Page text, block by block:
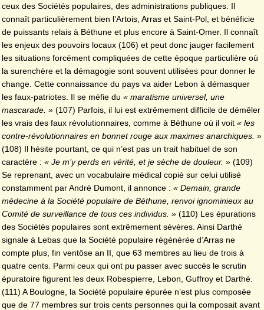
ceux des Sociétés populaires, des administrations publiques. Il
connaît particulièrement bien l’Artois, Arras et Saint-Pol, et bénéficie
de puissants relais à Béthune et plus encore à Saint-Omer. Il connaît
les enjeux des pouvoirs locaux (106) et peut donc jauger facilement
les situations forcément compliquées de cette époque particulière où
la surenchère et la démagogie sont souvent utilisées pour donner le
change. Cette connaissance du pays va aider Lebon à démasquer
les faux-patriotes. Il se méfie du « maratisme universel, une
mascarade. » (107) Parfois, il lui est extrêmement difficile de démêler
les vrais des faux révolutionnaires, comme à Béthune où il voit « les
contre-révolutionnaires en bonnet rouge aux maximes anarchiques. »
(108) Il hésite pourtant, ce qui n’est pas un trait habituel de son
caractère : « Je m’y perds en vérité, et je sèche de douleur. » (109)
Se reprenant, avec un vocabulaire médical copié sur celui utilisé
constamment par André Dumont, il annonce : « Demain, grande
médecine à la Société populaire de Béthune, renvoi ignominieux au
Comité de surveillance de tous ces individus. » (110) Les épurations
des Sociétés populaires sont extrêmement sévères. Ainsi Darthé
signale à Lebas que la Société populaire régénérée d’Arras ne
compte plus, fin ventôse an II, que 63 membres au lieu de trois à
quatre cents. Parmi ceux qui ont pu passer avec succès le scrutin
épuratoire figurent les deux Robespierre, Lebon, Guffroy et Darthé.
(111) A Boulogne, la Société populaire épurée n’est plus composée
que de 77 membres sur trois cents personnes qui la composait avant